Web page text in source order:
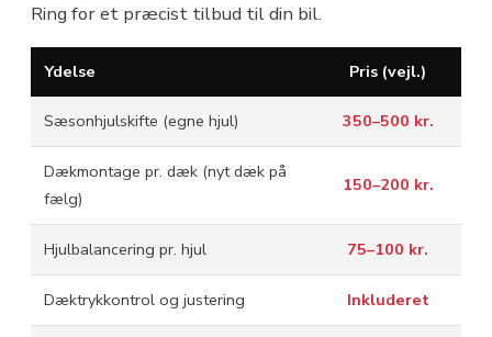
Ring for et præcist tilbud til din bil.
Ydelse Pris (vejl.)
Sæsonhjulskifte (egne hjul) 350–500 kr.
Dækmontage pr. dæk (nyt dæk på
fælg)
150–200 kr.
Hjulbalancering pr. hjul 75–100 kr.
Dæktrykkontrol og justering Inkluderet